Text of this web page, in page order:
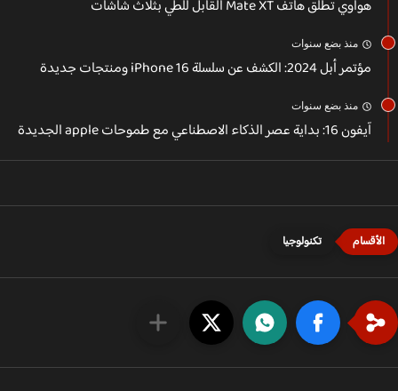
هواوي تطلق هاتف Mate XT القابل للطي بثلاث شاشات
منذ بضع سنوات
مؤتمر أبل 2024: الكشف عن سلسلة iPhone 16 ومنتجات جديدة
منذ بضع سنوات
آيفون 16: بداية عصر الذكاء الاصطناعي مع طموحات apple الجديدة
تكنولوجيا